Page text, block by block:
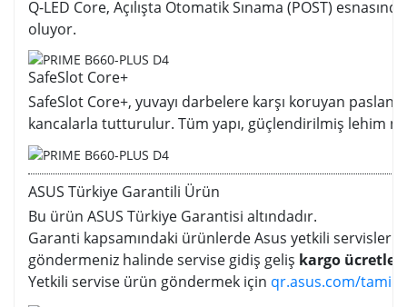
Q-LED Core, Açılışta Otomatik Sınama (POST)
oluyor.
SafeSlot Core+
SafeSlot Core+, yuvayı darbelere karşı koruyan
kancalarla tutturulur. Tüm yapı, güçlendirilmiş lehim
ASUS Türkiye Garantili Ürün
Bu ürün ASUS Türkiye Garantisi altındadır.
Garanti kapsamındaki ürünlerde Asus yetkili
göndermeniz halinde servise gidiş geliş kargo ücretleri
Yetkili servise ürün göndermek için qr.asus.com/tamir